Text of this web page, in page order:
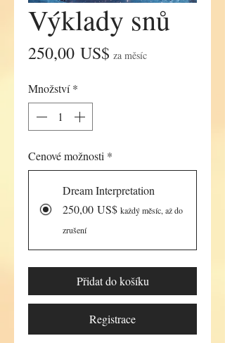
Výklady snů
250,00 US$Cena
za měsíc
Množství *
Cenové možnosti *
Dream Interpretation
250,00 US$ každý měsíc, až do
zrušení
Přidat do košíku
Registrace